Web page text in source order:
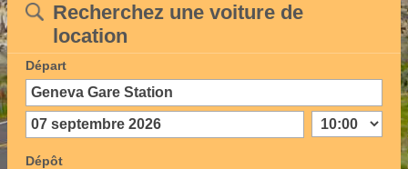
Recherchez une voiture de
location
Départ
Dépôt